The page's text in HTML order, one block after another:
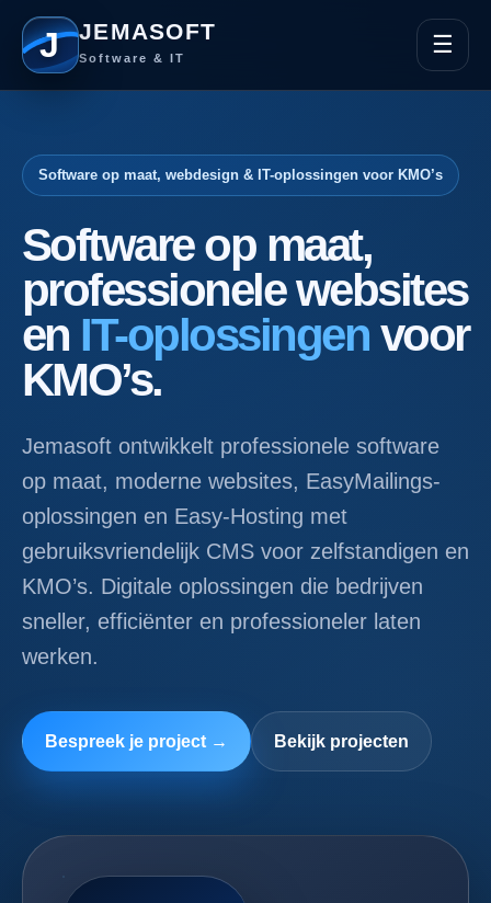
J JEMASOFT
Software & IT ☰
Software op maat, webdesign & IT-oplossingen voor KMO’s
Software op maat,
professionele websites
en IT-oplossingen voor
KMO’s.
Jemasoft ontwikkelt professionele software
op maat, moderne websites, EasyMailings-
oplossingen en Easy-Hosting met
gebruiksvriendelijk CMS voor zelfstandigen en
KMO’s. Digitale oplossingen die bedrijven
sneller, efficiënter en professioneler laten
werken.
Bespreek je project → Bekijk projecten